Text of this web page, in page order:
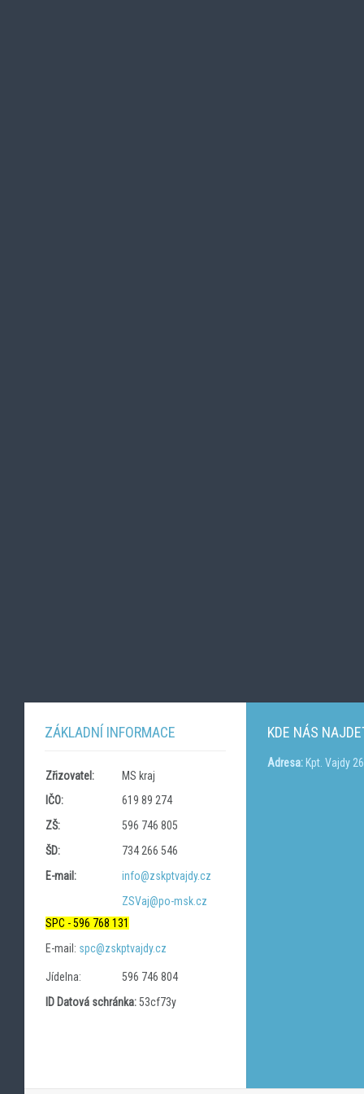
ZÁKLADNÍ INFORMACE
Zřizovatel:
MS kraj
IČO:
619 89 274
ZŠ:
596 746 805
ŠD:
734 266 546
E-mail:
info@zskptvajdy.cz
ZSVaj@po-msk.cz
SPC - 596 768 131
E-mail: spc@zskptvajdy.cz
Jídelna:
596 746 804
ID Datová schránka:53cf73y
KDE NÁS
Adresa:Kpt. Vajdy